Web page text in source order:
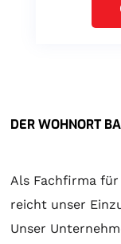
DER WOHNORT
Als Fachfirma für
reicht unser
Unser